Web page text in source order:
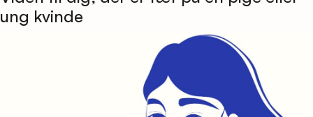
ung kvinde